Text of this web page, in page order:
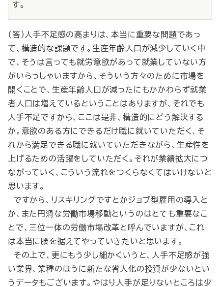
す。
（答）人手不足感の高まりは、本当に重要な問題であっ
て、構造的な課題です。生産年齢人口が減少していく中
で、そうは言っても就労意欲があって就業していない方
がいらっしゃいますから、そういう方々のために市場を
開くことで、生産年齢人口が減ったにもかかわらず就業
者人口は増えているということはありますが、それでも
人手不足ですから、ここは是非、構造的にどう解決する
か。意欲のある方にできるだけ職に就いていただく、そ
れから満足できる職に就いていただきながら、生産性を
上げるための活躍をしていただく。それが業績拡大につ
ながっていく、こういう流れをつくらなくてはいけないと
思います。
ですから、リスキリングですとかジョブ型雇用の導入と
か、また円滑な労働市場移動というのはとても重要なこ
とで、三位一体の労働市場改革と呼んでいますが、これ
は本当に腰を据えてやっていきたいと思います。
その上で、更にもう少し細かくいうと、人手不足感が強
い業界、業種のほうに新たな省人化の投資が少ないとい
うデータもございます。やはり人手が足りないところは少